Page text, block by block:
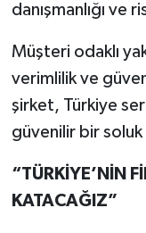
danışmanlığı ve
Müşteri odaklı
verimlilik ve
şirket, Türkiye
güvenilir bir
“TÜRKİYE’NİN
KATACAĞIZ”